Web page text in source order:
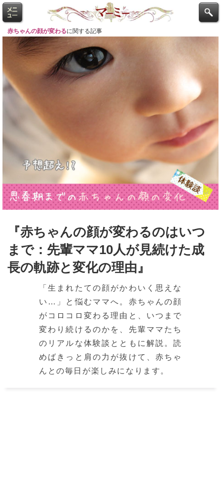
赤ちゃんの顔が変わるに関する記事
『赤ちゃんの顔が変わるのはいつ
まで：先輩ママ10人が見続けた成
長の軌跡と変化の理由』
「生まれたての顔がかわいく思えな
い…」と悩むママへ。赤ちゃんの顔
がコロコロ変わる理由と、いつまで
変わり続けるのかを、先輩ママたち
のリアルな体験談とともに解説。読
めばきっと肩の力が抜けて、赤ちゃ
んとの毎日が楽しみになります。